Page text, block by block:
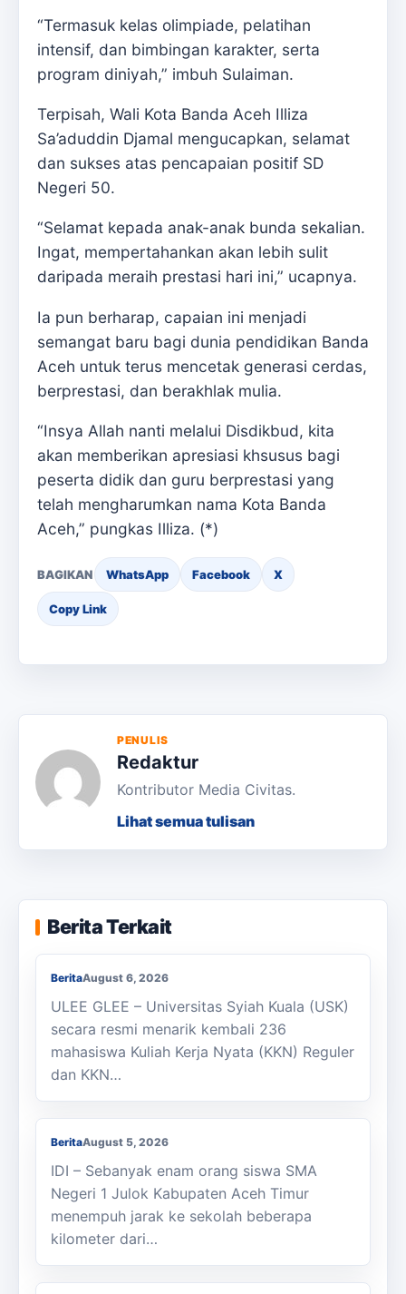
“Termasuk kelas olimpiade, pelatihan
intensif, dan bimbingan karakter, serta
program diniyah,” imbuh Sulaiman.
Terpisah, Wali Kota Banda Aceh Illiza
Sa’aduddin Djamal mengucapkan, selamat
dan sukses atas pencapaian positif SD
Negeri 50.
“Selamat kepada anak-anak bunda sekalian.
Ingat, mempertahankan akan lebih sulit
daripada meraih prestasi hari ini,” ucapnya.
Ia pun berharap, capaian ini menjadi
semangat baru bagi dunia pendidikan Banda
Aceh untuk terus mencetak generasi cerdas,
berprestasi, dan berakhlak mulia.
“Insya Allah nanti melalui Disdikbud, kita
akan memberikan apresiasi khsusus bagi
peserta didik dan guru berprestasi yang
telah mengharumkan nama Kota Banda
Aceh,” pungkas Illiza. (*)
BAGIKAN WhatsApp Facebook X
Copy Link
PENULIS
Redaktur
Kontributor Media Civitas.
Lihat semua tulisan
Berita Terkait
KKN Usai, KOSI USK Apresiasi Dukungan
Masyarakat Bandar Dua
BeritaAugust 6, 2026
ULEE GLEE – Universitas Syiah Kuala (USK)
secara resmi menarik kembali 236
mahasiswa Kuliah Kerja Nyata (KKN) Reguler
dan KKN…
Berjalan Kaki ke Sekolah, Enam Siswa
SMAN 1 Julok Butuh Sepeda
BeritaAugust 5, 2026
IDI – Sebanyak enam orang siswa SMA
Negeri 1 Julok Kabupaten Aceh Timur
menempuh jarak ke sekolah beberapa
kilometer dari…
Membanggakan, Siswa SMK PPN Saree
Raih Juara LKS Nasional 2026